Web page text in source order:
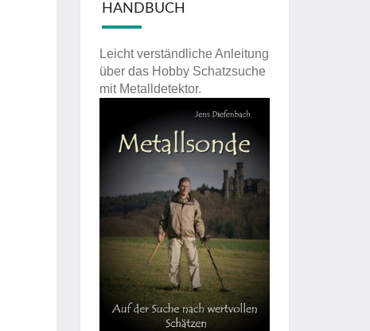
HANDBUCH
Leicht verständliche Anleitung
über das Hobby Schatzsuche
mit Metalldetektor.